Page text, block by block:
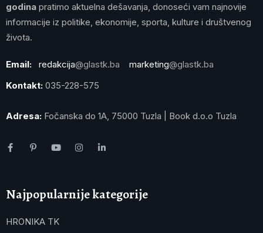
godina pratimo aktuelna dešavanja, donoseći vam najnovije
informacije iz politike, ekonomije, sporta, kulture i društvenog
života.
Email: redakcija@glastk.ba marketing@glastk.ba
Kontakt: 035-228-575
Adresa: Fočanska do 1A, 75000 Tuzla | Book d.o.o Tuzla
Najpopularnije kategorije
HRONIKA TK